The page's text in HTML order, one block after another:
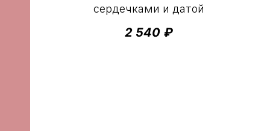
сердечками и датой
2 540 ₽